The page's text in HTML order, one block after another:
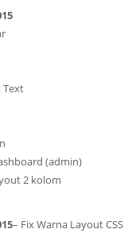
Text
(admin)
2 kolom
– Fix Warna Layout CSS